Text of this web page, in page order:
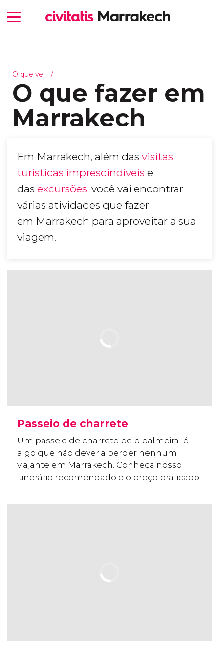
O que ver
O que fazer em
Marrakech
Em Marrakech, além das visitas
turísticas imprescindíveis e
das excursões, você vai encontrar
várias atividades que fazer
em Marrakech para aproveitar a sua
viagem.
Passeio de charrete
Um passeio de charrete pelo palmeiral é
algo que não deveria perder nenhum
viajante em Marrakech. Conheça nosso
itinerário recomendado e o preço praticado.